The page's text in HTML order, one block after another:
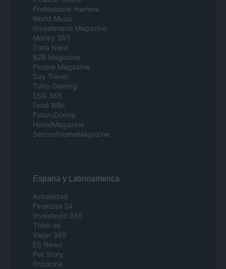
Professione mamma
World Music
Investimenti Magazine
Money 365
Zona Nerd
B2B Magazine
People Magazine
Day Travel
Tutto Gaming
ESG 365
Food Wiki
FuturoDonna
HomeMagazine
SecondHomeMagazine
Espana y Latinoamerica
Actualidad
Finanzas 24
Investindo 365
Think.es
Viajar 365
ES Newz
Pet Story
Encocina